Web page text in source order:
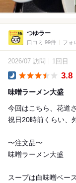
つゆラー
口コミ 99件 フォ
2026/07 訪問 1回目
3.8
味噌ラーメン大盛
今回はこちら、花道
祝日20時前くらい、
〜注文品〜
味噌ラーメン大盛
スープは白味噌ベー